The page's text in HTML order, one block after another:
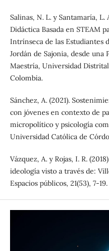
Salinas, N. L. y Santamaría,
Didáctica Basada en STEAM
Intrínseca de las Estudiantes
Jordán de Sajonia, desde una
Maestría, Universidad
Colombia.
Sánchez, A. (2021).
con jóvenes en contexto de
micropolítico y psicología
Universidad Católica de
Vázquez, A. y Rojas, I. R.
ideología visto a través de:
Espacios públicos, 21(53), 7-19.